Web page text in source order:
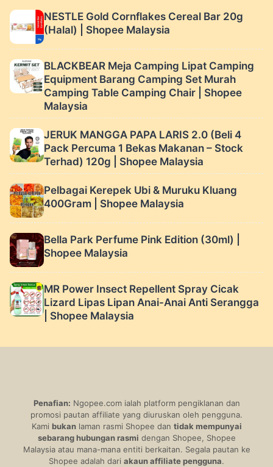
NESTLE Gold Cornflakes Cereal Bar 20g
(Halal) | Shopee Malaysia
BLACKBEAR Meja Camping Lipat Camping
Equipment Barang Camping Set Murah
Camping Table Camping Chair | Shopee
Malaysia
JERUK MANGGA PAPA LARIS 2.0 (Beli 4
Pack Percuma 1 Bekas Makanan – Stock
Terhad) 120g | Shopee Malaysia
Pelbagai Kerepek Ubi & Muruku Kluang
400Gram | Shopee Malaysia
Bella Park Perfume Pink Edition (30ml) |
Shopee Malaysia
MR Power Insect Repellent Spray Cicak
Lizard Lipas Lipan Anai-Anai Anti Serangga
| Shopee Malaysia
Penafian: Ngopee.com ialah platform pengiklanan dan
promosi pautan affiliate yang diuruskan oleh pengguna.
Kami bukanlaman rasmi Shopee dan tidak mempunyai
sebarang hubungan rasmi dengan Shopee, Shopee
Malaysia atau mana-mana entiti berkaitan. Segala pautan ke
Shopee adalah dari akaun affiliate pengguna.